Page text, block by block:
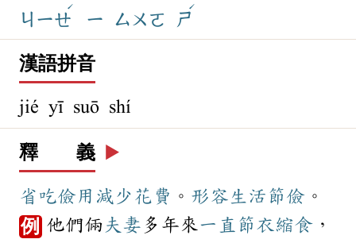
ㄐㄧㄝ
ˊ
ㄧ ㄙㄨㄛ ㄕ
ˊ
漢語拼音
jié yī suō shí
釋 義 ▶️
省吃儉用 減少 花費 。 形容 生活 節儉 。
例 他們倆 夫妻 多年來一直 節衣縮食，